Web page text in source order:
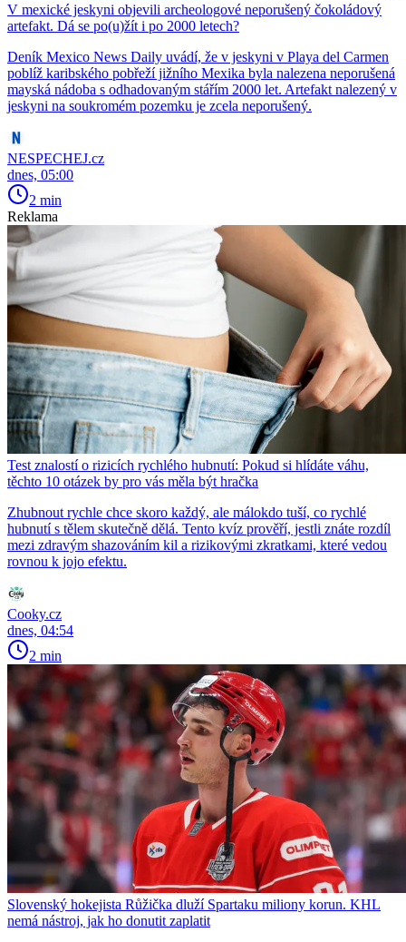
V mexické jeskyni objevili archeologové neporušený čokoládový
artefakt. Dá se po(u)žít i po 2000 letech?
Deník Mexico News Daily uvádí, že v jeskyni v Playa del Carmen
poblíž karibského pobřeží jižního Mexika byla nalezena neporušená
mayská nádoba s odhadovaným stářím 2000 let. Artefakt nalezený v
jeskyni na soukromém pozemku je zcela neporušený.
NESPECHEJ.cz
dnes, 05:00
2 min
Reklama
Test znalostí o rizicích rychlého hubnutí: Pokud si hlídáte váhu,
těchto 10 otázek by pro vás měla být hračka
Zhubnout rychle chce skoro každý, ale málokdo tuší, co rychlé
hubnutí s tělem skutečně dělá. Tento kvíz prověří, jestli znáte rozdíl
mezi zdravým shazováním kil a rizikovými zkratkami, které vedou
rovnou k jojo efektu.
Cooky.cz
dnes, 04:54
2 min
Slovenský hokejista Růžička dluží Spartaku miliony korun. KHL
nemá nástroj, jak ho donutit zaplatit